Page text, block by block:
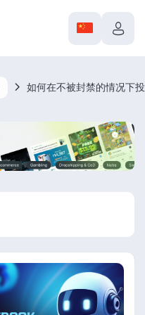
如何在不被封禁的情况下